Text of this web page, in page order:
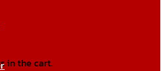
in the cart.